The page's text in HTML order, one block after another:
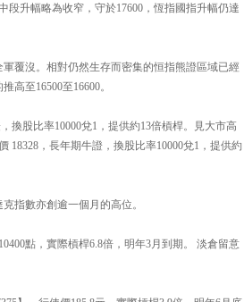
段升幅略為收窄，守於17600，恆指國指升幅仍達
覆沒。相對仍然生存而密集的恒指熊證區域已經
高至16500至16600。
換股比率10000兌1，提供約13倍槓桿。見大市高
18328，長年期牛證，換股比率10000兌1，提供約
指數亦創逾一個月的高位。
點，實際槓桿6.8倍，明年3月到期。 淡倉留意